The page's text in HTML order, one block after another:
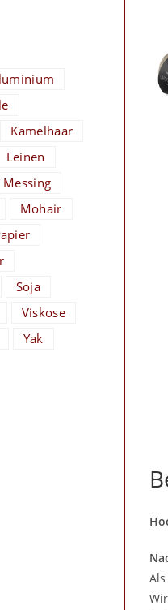
Kamelhaar
Leinen
Messing
Mohair
Soja
Viskose
Yak